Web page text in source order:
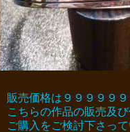
販売価格は９９９９９
こちらの作品の販売及
ご購入をご検討下さっ